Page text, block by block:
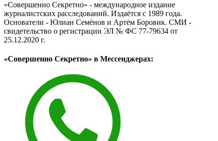
«Совершенно Секретно» - международное издание
журналистских расследований. Издаётся с 1989 года.
Основатели - Юлиан Семёнов и Артём Боровик. CМИ -
свидетельство о регистрации ЭЛ № ФС 77-79634 от
25.12.2020 г.
«Совершенно Секретно» в Мессенджерах: